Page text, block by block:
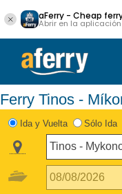
aFerry - Cheap
Abrir en la
Ferry Tinos -
Ida y Vuelta Sólo Ida